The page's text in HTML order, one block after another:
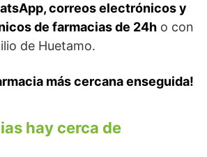
correos electrónicos y
de farmacias de 24h o con
de Huetamo.
más cercana enseguida!
hay cerca de